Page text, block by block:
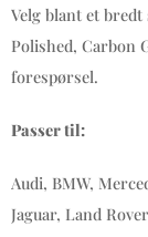
Velg blant et
Polished, Carbon
forespørsel.
Passer til:
Audi, BMW,
Jaguar, Land